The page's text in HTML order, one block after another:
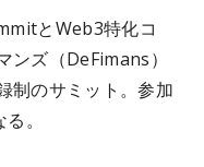
とWeb3特化コ
ンズ（DeFimans）
制のサミット。参加
。